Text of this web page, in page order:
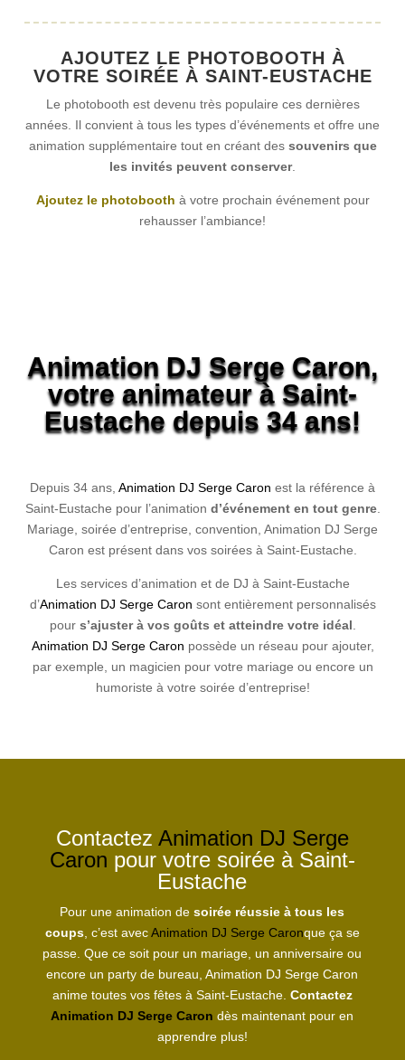
AJOUTEZ LE PHOTOBOOTH À
VOTRE SOIRÉE À SAINT-EUSTACHE
Le photobooth est devenu très populaire ces dernières
années. Il convient à tous les types d’événements et offre une
animation supplémentaire tout en créant des souvenirs que
les invités peuvent conserver.
Ajoutez le photobooth à votre prochain événement pour
rehausser l’ambiance!
Animation DJ Serge Caron,
votre animateur à Saint-
Eustache depuis 34 ans!
Depuis 34 ans, Animation DJ Serge Caron est la référence à
Saint-Eustache pour l’animation d’événement en tout genre.
Mariage, soirée d’entreprise, convention, Animation DJ Serge
Caron est présent dans vos soirées à Saint-Eustache.
Les services d’animation et de DJ à Saint-Eustache
d’Animation DJ Serge Caron sont entièrement personnalisés
pour s’ajuster à vos goûts et atteindre votre idéal
Animation DJ Serge Caron possède un réseau pour ajouter,
par exemple, un magicien pour votre mariage ou encore un
humoriste à votre soirée d’entreprise!
Contactez Animation DJ Serge
Caron pour votre soirée à Saint-
Eustache
Pour une animation desoirée réussie à tous les
coups, c’est avecAnimation DJ Serge Caronque ça se
passe. Que ce soit pour un mariage, un anniversaire ou
encore un party de bureau,Animation DJ Serge Caron
anime toutes vos fêtes à Saint-Eustache. Contactez
Animation DJ Serge Caron dès maintenant pour en
apprendre plus!